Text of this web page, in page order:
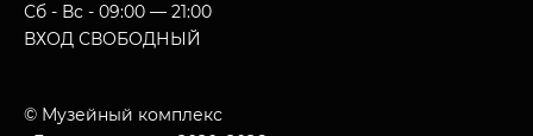
Сб - Вс - 09:00 — 21:00
ВХОД СВОБОДНЫЙ
© Музейный комплекс